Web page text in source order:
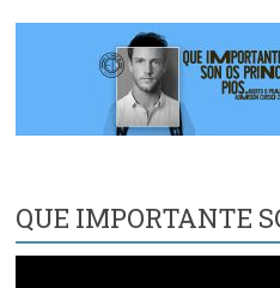
QUE IMPORTANTE